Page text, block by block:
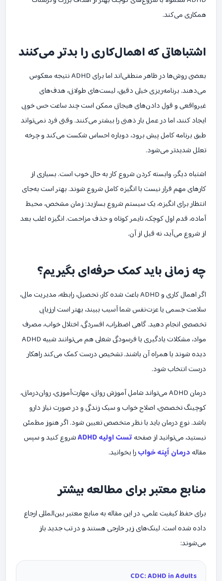
همکاری می‌کند.
اشتباهاتی که اهمال‌کاری را بدتر می‌کنند
بعضی روش‌ها در ظاهر منطقی‌اند اما برای ADHD نتیجه معکوس
می‌دهند. برنامه‌ریزی خیلی دقیق، لیست‌های طولانی، هدف‌های
غیرواقعی و قول دادن‌های هیجانی ممکن است چند ساعت حس خوبی
ایجاد کنند، اما در عمل بار ذهنی را بیشتر می‌کنند. وقتی فرد نمی‌تواند
طبق برنامه کامل پیش برود، دوباره احساس شکست می‌کند و چرخه
تعلل شدیدتر می‌شود.
اشتباه دیگر، وابسته کردن شروع کار به حال خوب است. بسیاری از
کارهای مهم قرار نیست با انگیزه کامل شروع شوند. بهتر است به‌جای
انتظار برای انگیزه، یک سیستم شروع بسازید: زمان مشخص، محیط
آماده، قدم اول کوچک، تایمر کوتاه و حذف مزاحمت. انگیزه اغلب بعد
از شروع می‌آید، نه قبل از آن.
چه زمانی باید کمک حرفه‌ای بگیریم؟
اگر اهمال کاری و ADHD باعث شده کار، تحصیل، رابطه، مدیریت مالی،
سلامت جسمی یا عزت‌نفس شما آسیب ببیند، بهتر است ارزیابی
تخصصی انجام دهید. گاهی اضطراب، افسردگی، اختلال خواب، مصرف
مواد، مشکلات یادگیری یا فرسودگی شغلی هم می‌توانند شبیه ADHD
دیده شوند یا همراه آن باشند. تشخیص درست کمک می‌کند راهکار
درست انتخاب شود.
درمان ADHD می‌تواند شامل آموزش روانی، مهارت‌آموزی، روان‌درمانی،
کوچینگ تخصصی، اصلاح خواب و سبک زندگی و در صورت نیاز دارو
باشد. نوع درمان باید با نظر متخصص تعیین شود. اگر هنوز مطمئن
نیستید، می‌توانید از صفحه تست اولیه ADHD
شروع کنید و سپس
مقاله درمان آپنه خوابرا بخوانید.
منابع معتبر برای مطالعه بیشتر
برای حفظ کیفیت علمی، در این مقاله به منابع معتبر بین‌المللی ارجاع
داده شده است. لینک‌های زیر خارجی هستند و در تب جدید باز
می‌شوند:
CDC: ADHD in Adults